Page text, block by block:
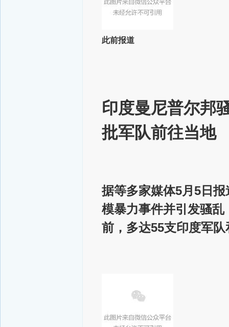
此前报道
印度曼尼普尔邦
批军队前往当地
据等多家媒体5月5日
模暴力事件并引发骚
前，多达55支印度军